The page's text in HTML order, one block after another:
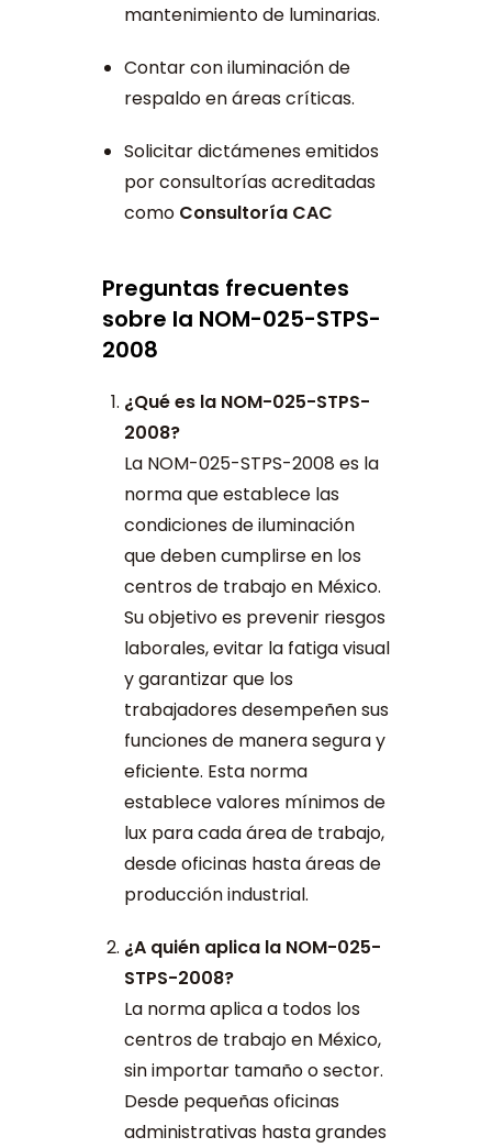
mantenimiento de luminarias.
Contar con iluminación de
respaldo en áreas críticas.
Solicitar dictámenes emitidos
por consultorías acreditadas
comoConsultoría CAC
Preguntas frecuentes
sobre la NOM-025-STPS-
2008
¿Qué es la NOM-025-STPS-
2008?
La NOM-025-STPS-2008 es la
norma que establece las
condiciones de iluminación
que deben cumplirse en los
centros de trabajo en México.
Su objetivo es prevenir riesgos
laborales, evitar la fatiga visual
y garantizar que los
trabajadores desempeñen sus
funciones de manera segura y
eficiente. Esta norma
establece valores mínimos de
lux para cada área de trabajo,
desde oficinas hasta áreas de
producción industrial.
¿A quién aplica la NOM-025-
STPS-2008?
La norma aplica a todos los
centros de trabajo en México,
sin importar tamaño o sector.
Desde pequeñas oficinas
administrativas hasta grandes